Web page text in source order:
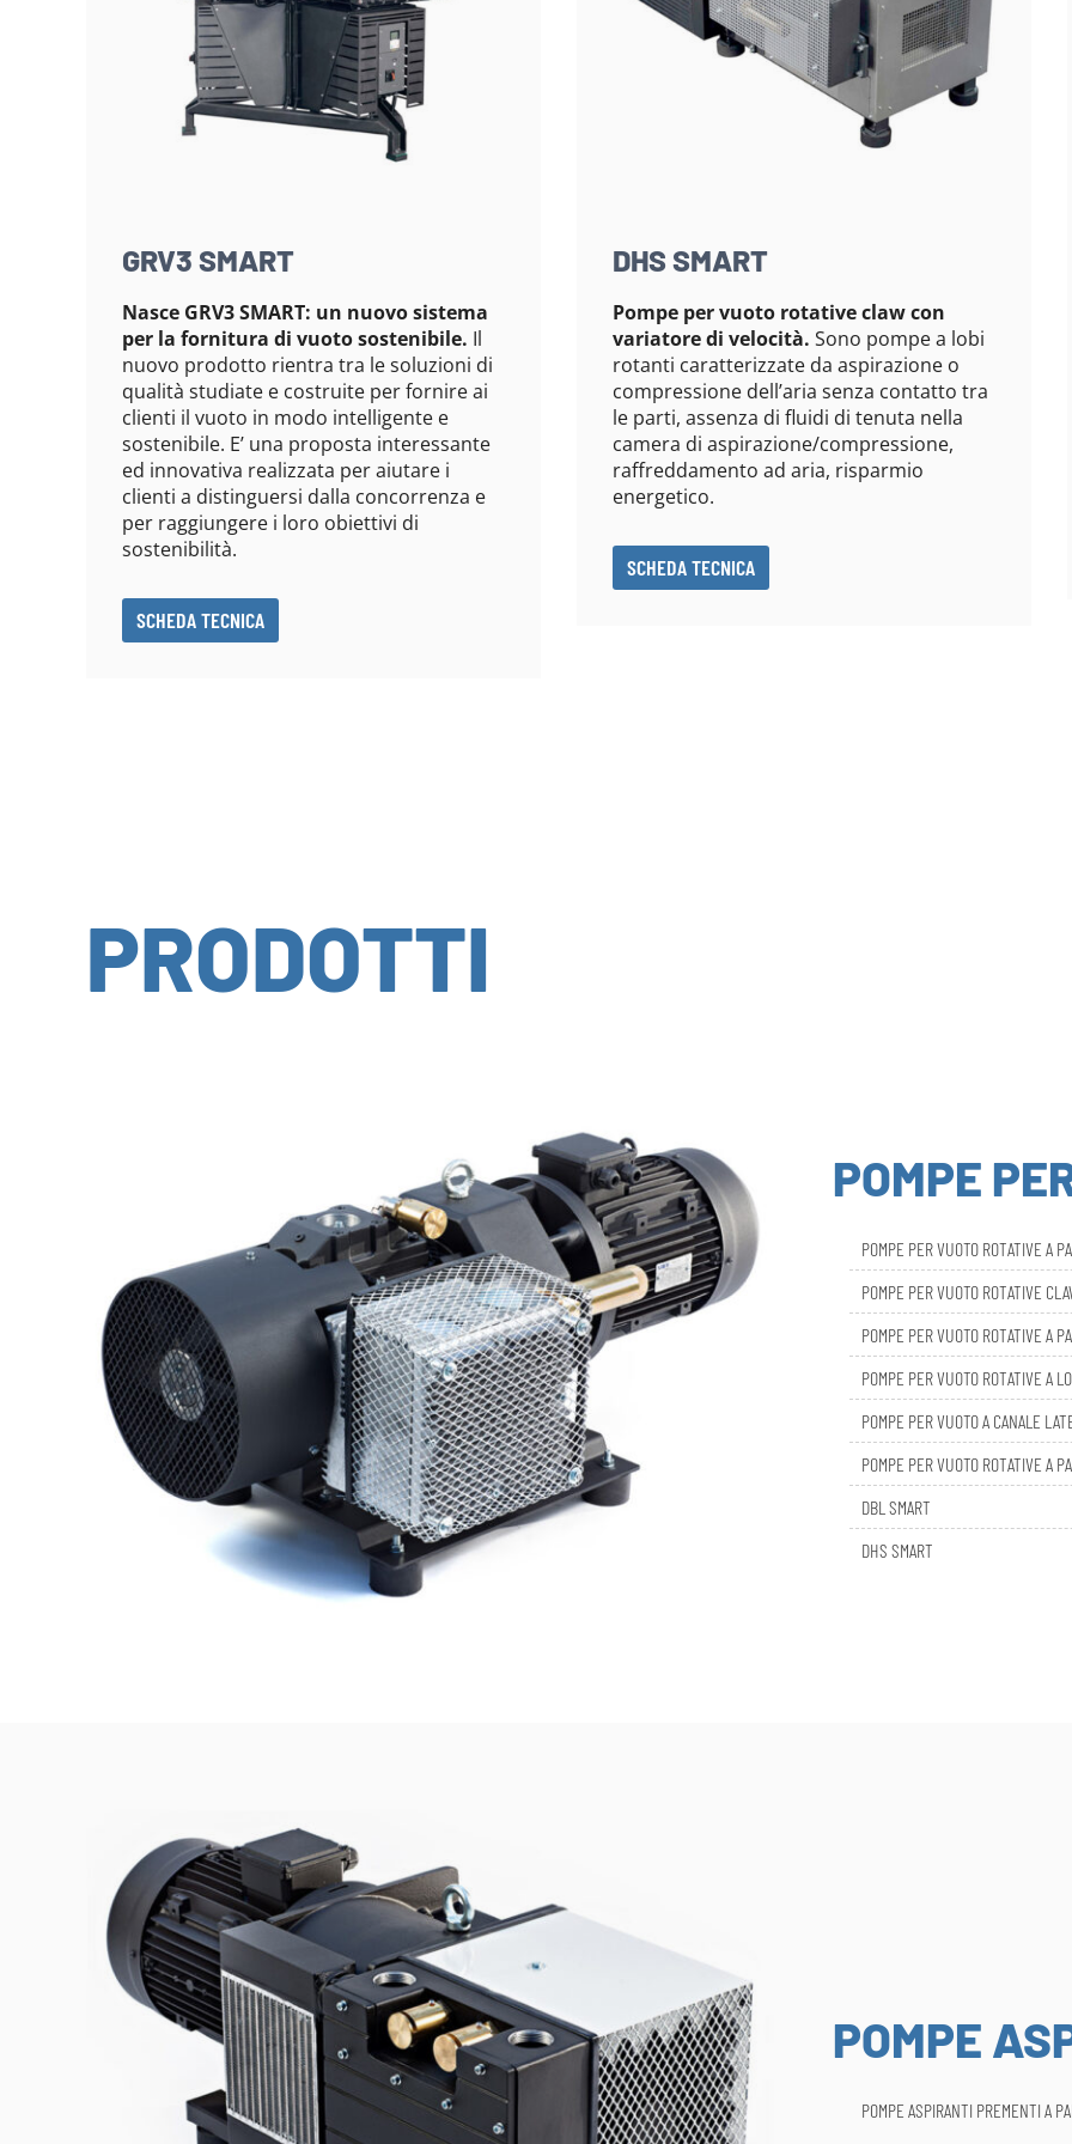
GRV3 SMART
Nasce GRV3 SMART: un nuovo sistema
per la fornitura di vuoto sostenibile. Il
nuovo prodotto rientra tra le soluzioni di
qualità studiate e costruite per fornire ai
clienti il vuoto in modo intelligente e
sostenibile. E’ una proposta interessante
ed innovativa realizzata per aiutare i
clienti a distinguersi dalla concorrenza e
per raggiungere i loro obiettivi di
sostenibilità.
SCHEDA TECNICA
DHS SMART
Pompe per vuoto rotative claw con
variatore di velocità. Sono pompe a lobi
rotanti caratterizzate da aspirazione o
compressione dell’aria senza contatto tra
le parti, assenza di fluidi di tenuta nella
camera di aspirazione/compressione,
raffreddamento ad aria, risparmio
energetico.
SCHEDA TECNICA
PRODOTTI
POMPE
POMPE PER VUOTO ROTATIVE A
POMPE PER VUOTO ROTATIVE
POMPE PER VUOTO ROTATIVE A
POMPE PER VUOTO ROTATIVE A
POMPE PER VUOTO A CANALE
POMPE PER VUOTO ROTATIVE A
DBL SMART
DHS SMART
POMPE
POMPE ASPIRANTI PREMENTI A